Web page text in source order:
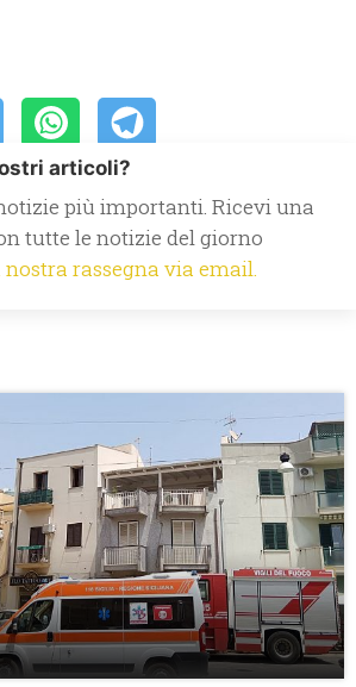
articoli?
più importanti. Ricevi una
tutte le notizie del giorno
rassegna via email.